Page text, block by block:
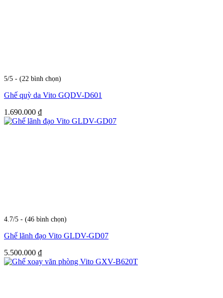
5/5 - (22 bình chọn)
Ghế quỳ da Vito GQDV-D601
1.690.000 ₫
4.7/5 - (46 bình chọn)
Ghế lãnh đạo Vito GLDV-GD07
5.500.000 ₫